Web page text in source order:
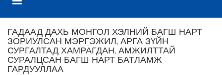
ГАДААД ДАХЬ МОНГОЛ ХЭЛНИЙ БАГШ НАРТ
ЗОРИУЛСАН МЭРГЭЖИЛ, АРГА ЗҮЙН
СУРГАЛТАД ХАМРАГДАН, АМЖИЛТТАЙ
СУРАЛЦСАН БАГШ НАРТ БАТЛАМЖ
ГАРДУУЛЛАА